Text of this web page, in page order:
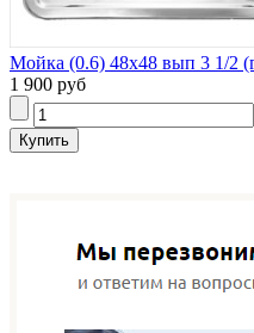
Мойка (0.6) 48х48 вып 3 1/2
1 900 руб